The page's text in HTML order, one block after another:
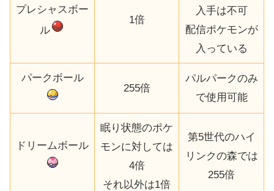
プレシャスボー
ル
1倍
入手は不可
配信ポケモンが
入っている
パークボール
255倍
パルパークのみ
で使用可能
ドリームボール
眠り状態のポケ
モンに対しては
4倍
それ以外は1倍
第5世代のハイ
リンクの森では
255倍